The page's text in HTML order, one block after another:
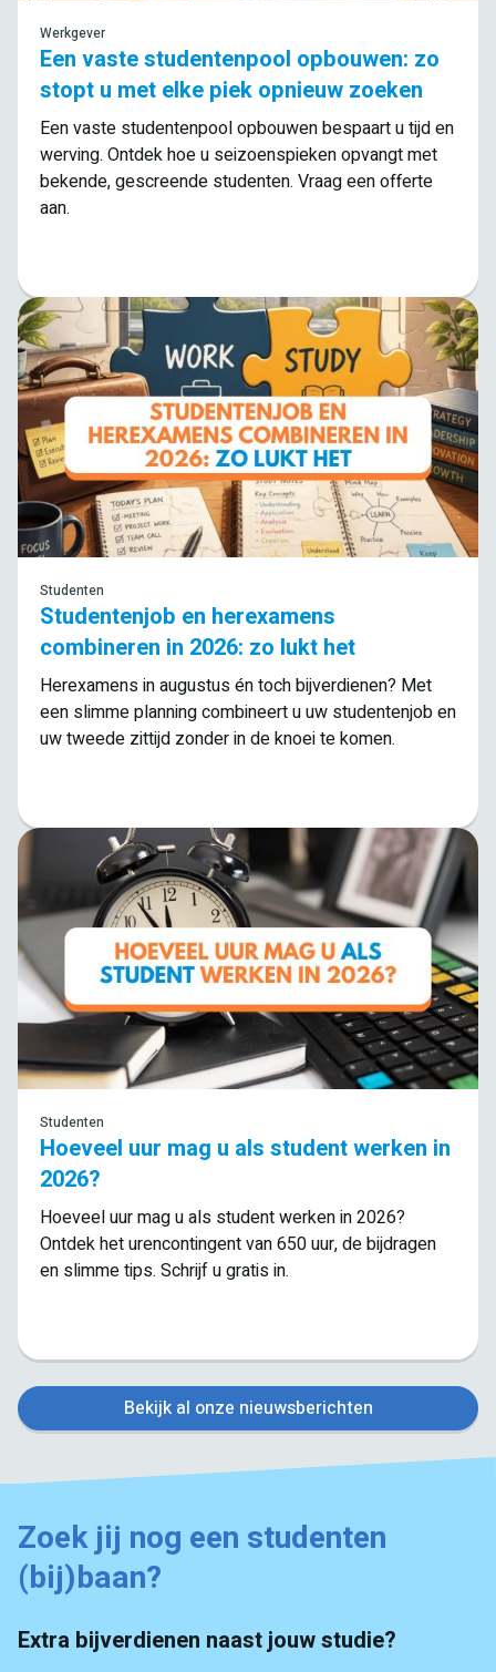
Werkgever
Een vaste studentenpool opbouwen: zo
stopt u met elke piek opnieuw zoeken
Een vaste studentenpool opbouwen bespaart u tijd en
werving. Ontdek hoe u seizoenspieken opvangt met
bekende, gescreende studenten. Vraag een offerte
aan.
Lees meer
Studenten
Studentenjob en herexamens
combineren in 2026: zo lukt het
Herexamens in augustus én toch bijverdienen? Met
een slimme planning combineert u uw studentenjob en
uw tweede zittijd zonder in de knoei te komen.
Lees meer
Studenten
Hoeveel uur mag u als student werken in
2026?
Hoeveel uur mag u als student werken in 2026?
Ontdek het urencontingent van 650 uur, de bijdragen
en slimme tips. Schrijf u gratis in.
Lees meer
Bekijk al onze nieuwsberichten
Zoek jij nog een studenten
(bij)baan?
Extra bijverdienen naast jouw studie?